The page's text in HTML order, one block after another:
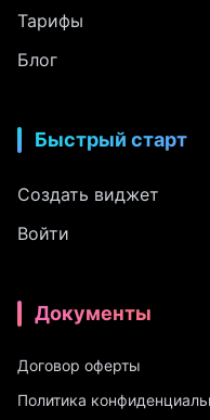
Тарифы
Блог
Быстрый старт
Создать виджет
Войти
Документы
Договор оферты
Политика